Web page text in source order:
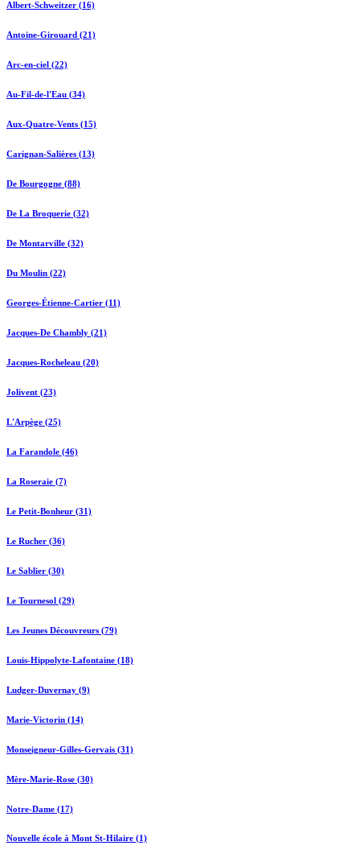
Albert-Schweitzer (16)
Antoine-Girouard (21)
Arc-en-ciel (22)
Au-Fil-de-l'Eau (34)
Aux-Quatre-Vents (15)
Carignan-Salières (13)
De Bourgogne (88)
De La Broquerie (32)
De Montarville (32)
Du Moulin (22)
Georges-Étienne-Cartier (11)
Jacques-De Chambly (21)
Jacques-Rocheleau (20)
Jolivent (23)
L'Arpège (25)
La Farandole (46)
La Roseraie (7)
Le Petit-Bonheur (31)
Le Rucher (36)
Le Sablier (30)
Le Tournesol (29)
Les Jeunes Découvreurs (79)
Louis-Hippolyte-Lafontaine (18)
Ludger-Duvernay (9)
Marie-Victorin (14)
Monseigneur-Gilles-Gervais (31)
Mère-Marie-Rose (30)
Notre-Dame (17)
Nouvelle école à Mont St-Hilaire (1)